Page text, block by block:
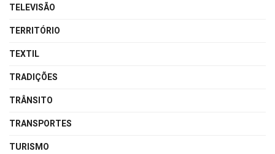
TELEVISÃO
TERRITÓRIO
TEXTIL
TRADIÇÕES
TRÂNSITO
TRANSPORTES
TURISMO